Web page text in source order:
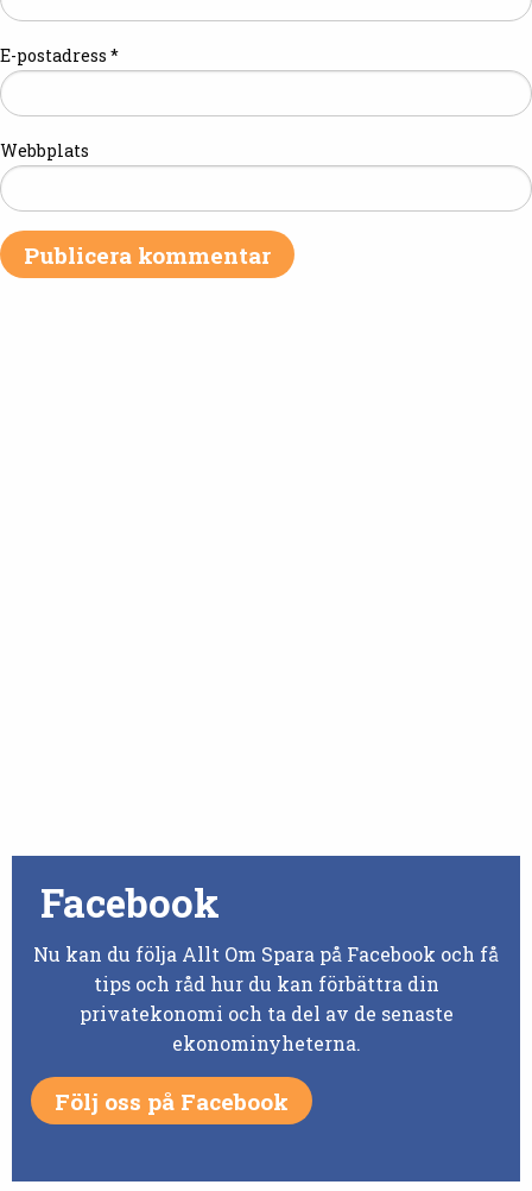
E-postadress *
Webbplats
Facebook
Nu kan du följa Allt Om Spara på Facebook och få
tips och råd hur du kan förbättra din
privatekonomi och ta del av de senaste
ekonominyheterna.
Följ oss på Facebook